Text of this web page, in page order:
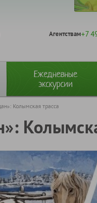
Агентствам+7
Ежедневные
экскурсии
Колымская трасса